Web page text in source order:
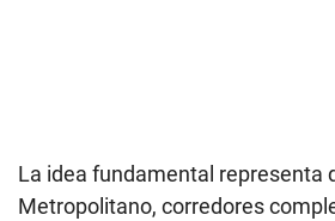
La idea fundamental representa
Metropolitano, corredores